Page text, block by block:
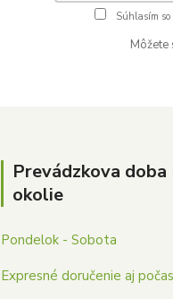
Súhlasím so
Môžete
Prevádzkova doba
okolie
Pondelok - Sobota
Expresné doručenie aj